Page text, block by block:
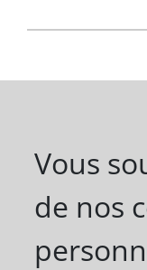
Vous
de nos